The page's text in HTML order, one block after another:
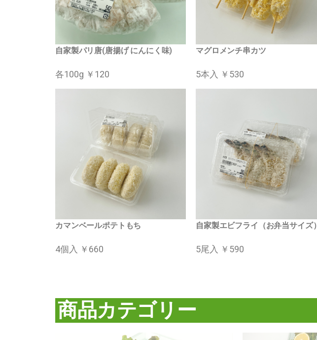
自家製パリ唐(唐揚げ にんにく味)
各100g ￥120
マグロメンチ串カツ
5本入 ￥530
カマンベールポテトもち
4個入 ￥660
自家製エビフライ（お弁当サイズ）
5尾入 ￥590
商品カテゴリー